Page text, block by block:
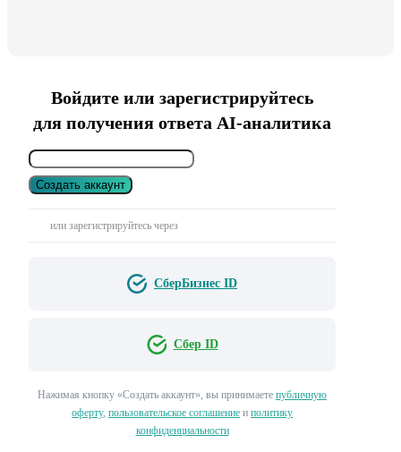
Войдите или зарегистрируйтесь
для получения ответа AI-аналитика
Создать аккаунт
или зарегистрируйтесь через
СберБизнес ID
Сбер ID
Нажимая кнопку «Создать аккаунт», вы принимаете публичную
оферту, пользовательское соглашение и политику
конфиденциальности